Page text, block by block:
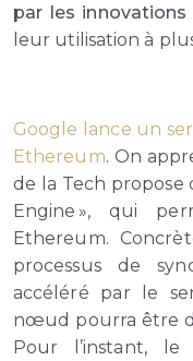
par les innovations
leur utilisation à
Google lance un
Ethereum. On
de la Tech propose
Engine », qui
Ethereum.
processus de
accéléré par le
nœud pourra être
Pour l’instant,